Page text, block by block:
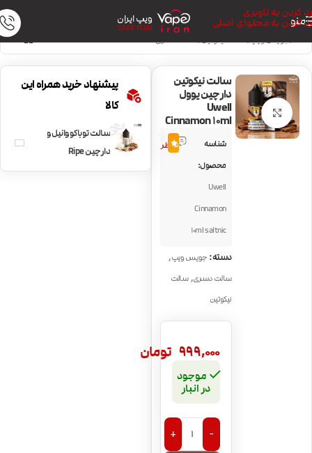
رد کردن به ناوبری
رد کردن به محتوای اصلی
منو ویپ ایران
VAPE IRAN
خانه/جویس ویپ/سالت نیکوتین/سالت دسری
بزرگنمایی تصویر
سالت نیکوتین
دارچین یوول
Uwell
Cinnamon 10ml
شناسه
محصول:
Uwell
Cinnamon
10ml saltnic
1
نظر5.0
دسته: جویس ویپ,
سالت دسری, سالت
نیکوتین
999,000 تومان
موجود
در انبار
-
+
پیشنهاد خرید همراه این
کالا
سالت توباکو وانیل و
دارچین Ripe
Vapes VCT